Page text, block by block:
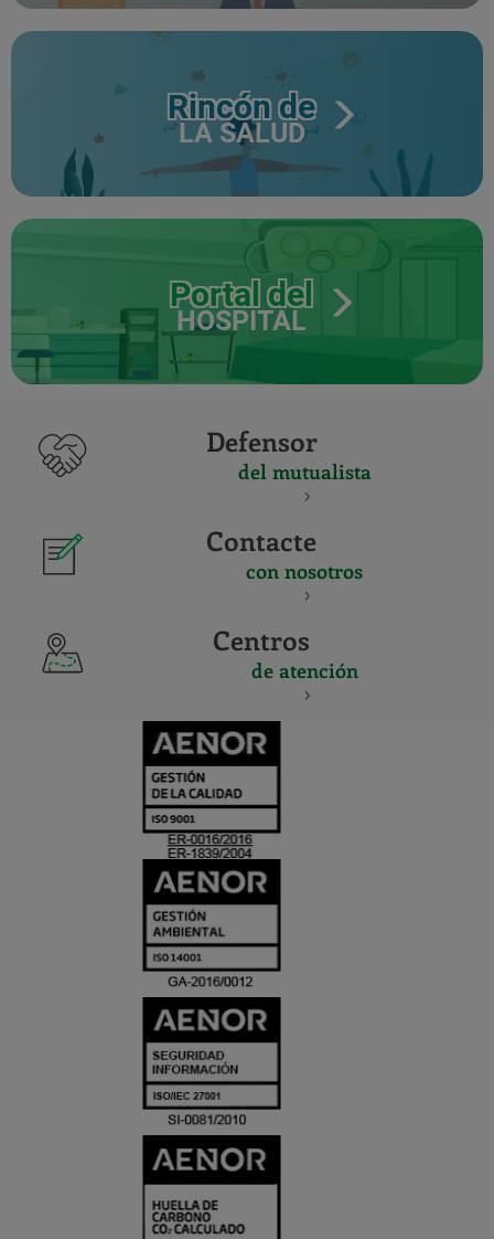
Rincón de
LA SALUD
Portal del
HOSPITAL
Defensor
del mutualista
Contacte
con nosotros
Centros
de atención